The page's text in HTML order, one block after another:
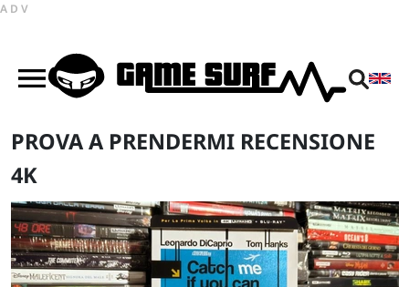
ADV
PROVA A PRENDERMI RECENSIONE
4K